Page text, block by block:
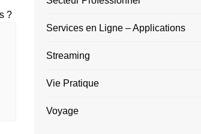
Services en Ligne – Applications
Streaming
Vie Pratique
Voyage